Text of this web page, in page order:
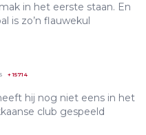
in het eerste staan. En
is zo’n flauwekul
+15714
hij nog niet eens in het
club gespeeld